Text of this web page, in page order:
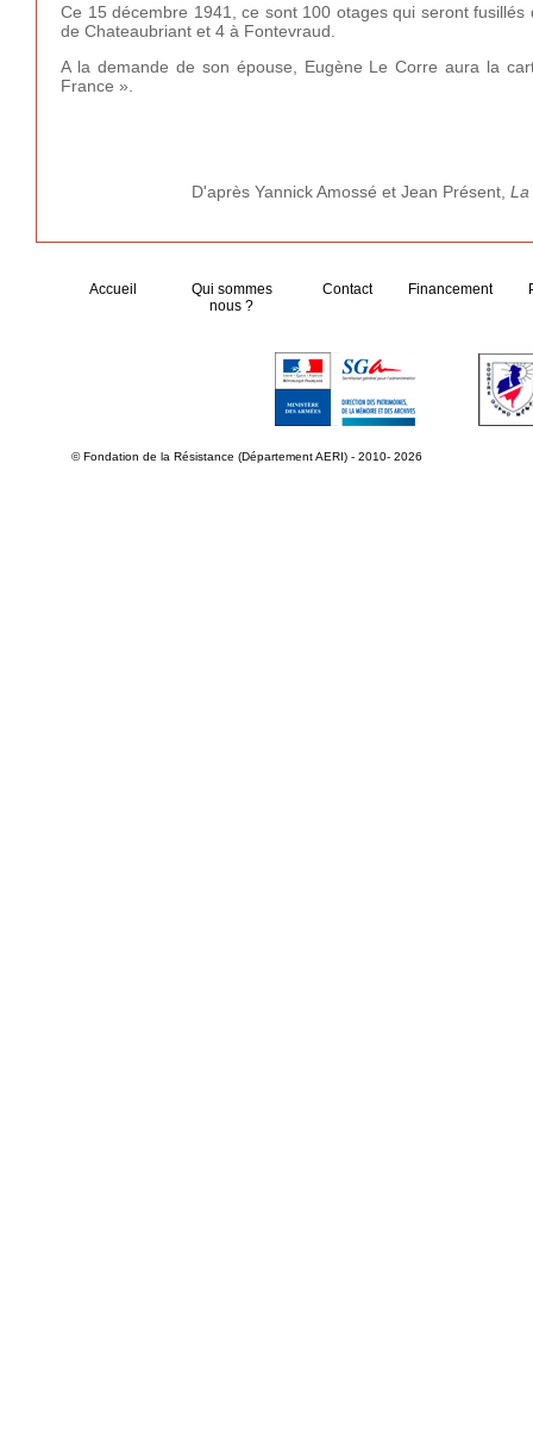
Ce 15 décembre 1941, ce sont 100 otages qui seront
de Chateaubriant et 4 à Fontevraud.
A la demande de son épouse, Eugène Le Corre aura la
France ».
D'après Yannick Amossé et Jean Présent, La
Accueil
Qui sommes
nous ?
Contact Financement
© Fondation de la Résistance (Département AERI) - 2010- 2026